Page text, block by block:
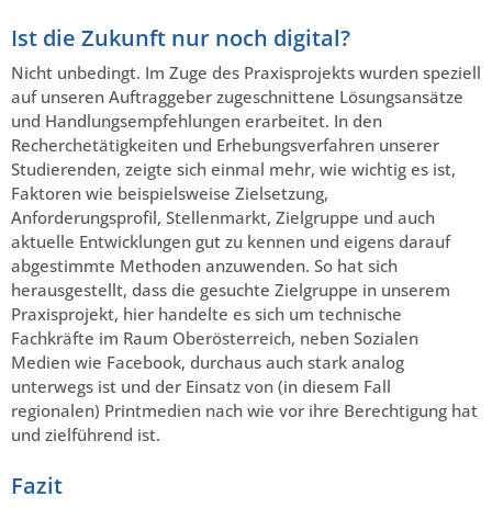
Ist die Zukunft nur noch digital?
Nicht unbedingt. Im Zuge des Praxisprojekts wurden speziell
auf unseren Auftraggeber zugeschnittene Lösungsansätze
und Handlungsempfehlungen erarbeitet. In den
Recherchetätigkeiten und Erhebungsverfahren unserer
Studierenden, zeigte sich einmal mehr, wie wichtig es ist,
Faktoren wie beispielsweise Zielsetzung,
Anforderungsprofil, Stellenmarkt, Zielgruppe und auch
aktuelle Entwicklungen gut zu kennen und eigens darauf
abgestimmte Methoden anzuwenden. So hat sich
herausgestellt, dass die gesuchte Zielgruppe in unserem
Praxisprojekt, hier handelte es sich um technische
Fachkräfte im Raum Oberösterreich, neben Sozialen
Medien wie Facebook, durchaus auch stark analog
unterwegs ist und der Einsatz von (in diesem Fall
regionalen) Printmedien nach wie vor ihre Berechtigung hat
und zielführend ist.
Fazit